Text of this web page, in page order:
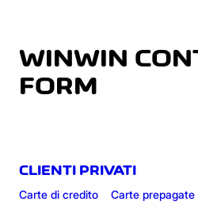
WINWIN
FORM
CLIENTI PRIVATI
Carte di credito Carte prepagate